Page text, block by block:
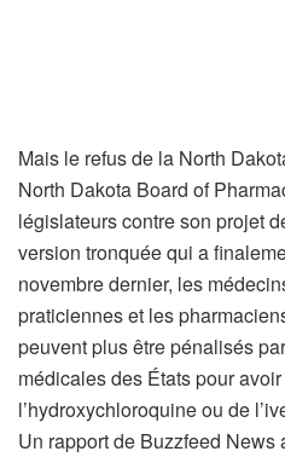
Mais le refus de la North
North Dakota Board of
législateurs contre son projet
version tronquée qui a
novembre dernier, les
praticiennes et les
peuvent plus être pénalisés
médicales des États pour
l’hydroxychloroquine ou de
Un rapport de Buzzfeed